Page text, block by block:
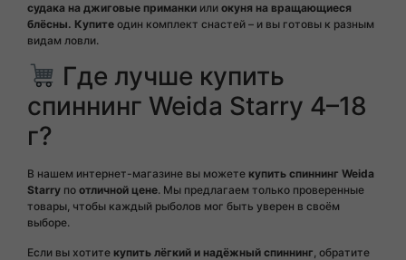
судака на джиговые приманки или окуня на вращающиеся
блёсны. Купите один комплект снастей – и вы готовы к разным
видам ловли.
Где лучше купить
спиннинг Weida Starry 4–18
г?
В нашем интернет-магазине вы можете купить спиннинг Weida
Starry по отличной цене. Мы предлагаем только проверенные
товары, чтобы каждый рыболов мог быть уверен в своём
выборе.
Если вы хотите купить лёгкий и надёжный спиннинг , обратите